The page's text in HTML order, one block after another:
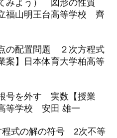
みよう） 図形の性質
福山明王台高等学校 齊
配置問題 ２次方程式
案】日本体育大学柏高等
を外す 実数【授業
等学校 安田 雄一
式の解の符号 2次不等